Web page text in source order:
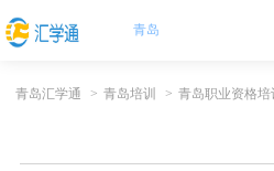
青岛
青岛汇学通 > 青岛培训 > 青岛职业资格培